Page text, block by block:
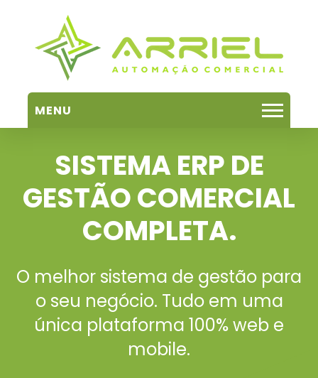
MENU
SISTEMA ERP DE
GESTÃO COMERCIAL
COMPLETA.
O melhor sistema de gestão para
o seu negócio. Tudo em uma
única plataforma 100% web e
mobile.